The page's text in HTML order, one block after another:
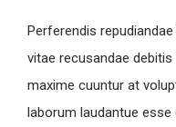
Perferendis
vitae recusandae
maxime cuuntur at
laborum laudantue